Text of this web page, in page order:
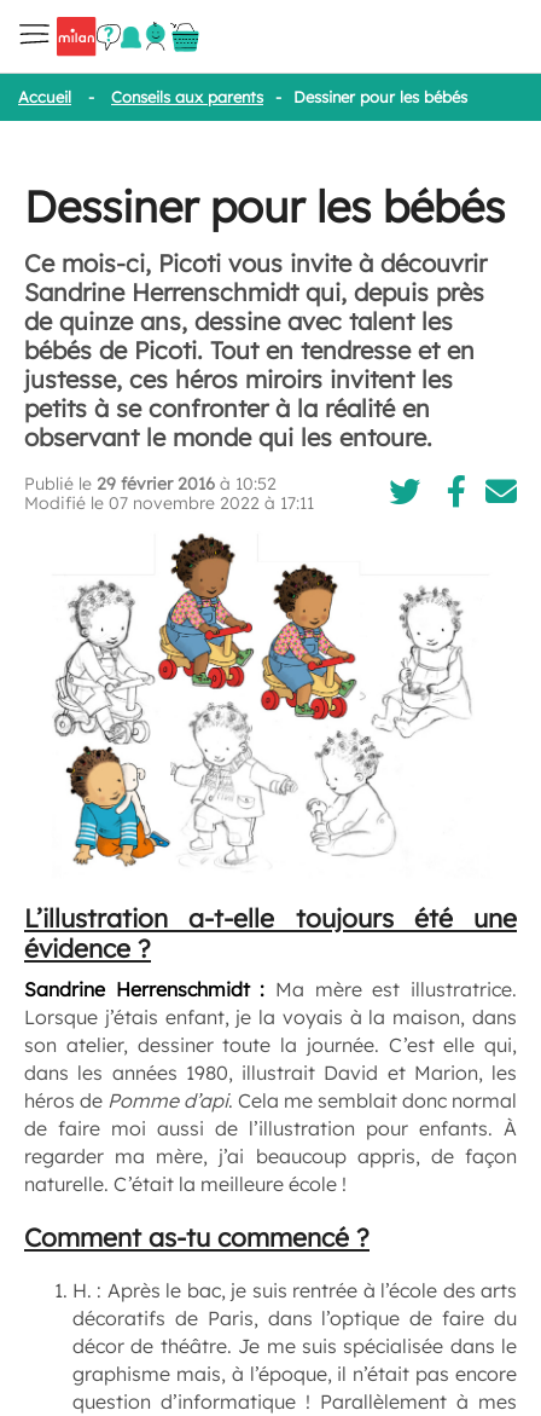
Accueil - Conseils aux parents - Dessiner pour les bébés
Dessiner pour les bébés
Ce mois-ci, Picoti vous invite à découvrir
Sandrine Herrenschmidt qui, depuis près
de quinze ans, dessine avec talent les
bébés de Picoti. Tout en tendresse et en
justesse, ces héros miroirs invitent les
petits à se confronter à la réalité en
observant le monde qui les entoure.
Publié le 29 février 2016 à 10:52
Modifié le 07 novembre 2022 à 17:11
L’illustration a-t-elle toujours été une
évidence ?
Sandrine Herrenschmidt : Ma mère est illustratrice.
Lorsque j’étais enfant, je la voyais à la maison, dans
son atelier, dessiner toute la journée. C’est elle qui,
dans les années 1980, illustrait David et Marion, les
héros de Pomme d’api. Cela me semblait donc normal
de faire moi aussi de l’illustration pour enfants. À
regarder ma mère, j’ai beaucoup appris, de façon
naturelle. C’était la meilleure école !
Comment as-tu commencé ?
H. : Après le bac, je suis rentrée à l’école des arts
décoratifs de Paris, dans l’optique de faire du
décor de théâtre. Je me suis spécialisée dans le
graphisme mais, à l’époque, il n’était pas encore
question d’informatique ! Parallèlement à mes